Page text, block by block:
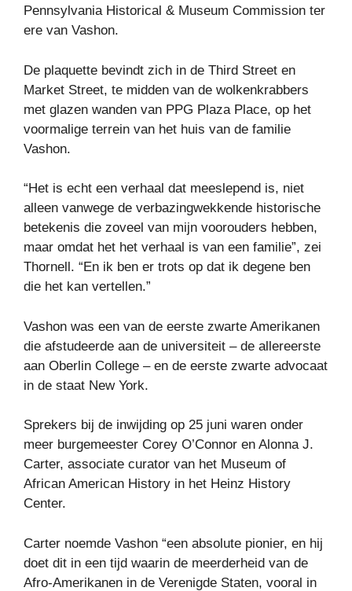
Pennsylvania Historical & Museum Commission ter
ere van Vashon.
De plaquette bevindt zich in de Third Street en
Market Street, te midden van de wolkenkrabbers
met glazen wanden van PPG Plaza Place, op het
voormalige terrein van het huis van de familie
Vashon.
“Het is echt een verhaal dat meeslepend is, niet
alleen vanwege de verbazingwekkende historische
betekenis die zoveel van mijn voorouders hebben,
maar omdat het het verhaal is van een familie”, zei
Thornell. “En ik ben er trots op dat ik degene ben
die het kan vertellen.”
Vashon was een van de eerste zwarte Amerikanen
die afstudeerde aan de universiteit – de allereerste
aan Oberlin College – en de eerste zwarte advocaat
in de staat New York.
Sprekers bij de inwijding op 25 juni waren onder
meer burgemeester Corey O’Connor en Alonna J.
Carter, associate curator van het Museum of
African American History in het Heinz History
Center.
Carter noemde Vashon “een absolute pionier, en hij
doet dit in een tijd waarin de meerderheid van de
Afro-Amerikanen in de Verenigde Staten, vooral in